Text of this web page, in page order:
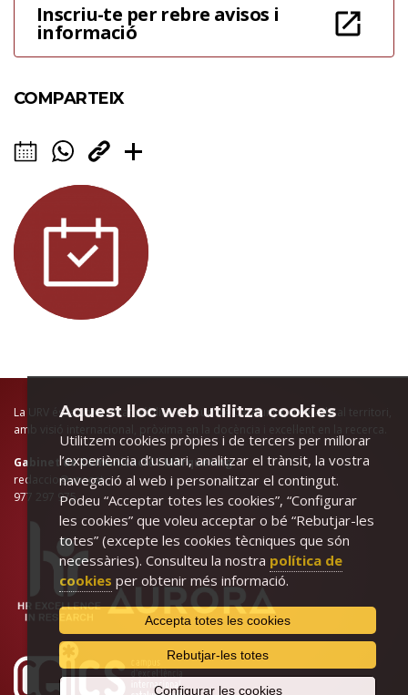
Inscriu-te per rebre avisos i
informació
COMPARTEIX
La URV és la universitat pública del sud de Catalunya, arrelada al territori,
amb visió internacional, pròxima en la docència i excel·lent en la recerca.
Gabinet de Comunicació i Màrqueting
redaccio@urv.cat
977 297 975
Aquest lloc web utilitza cookies
Utilitzem cookies pròpies i de tercers per millorar
l’experiència d’usuari, analitzar el trànsit, la vostra
navegació al web i personalitzar el contingut.
Podeu “Acceptar totes les cookies”, “Configurar
les cookies” que voleu acceptar o bé “Rebutjar-les
totes” (excepte les cookies tècniques que són
necessàries). Consulteu la nostra política de
cookies per obtenir més informació.
Accepta totes les cookies
Rebutjar-les totes
Configurar les cookies